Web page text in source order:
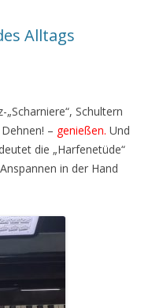
Alltags
Schultern
– genießen. Und
die „Harfenetüde“
in der Hand